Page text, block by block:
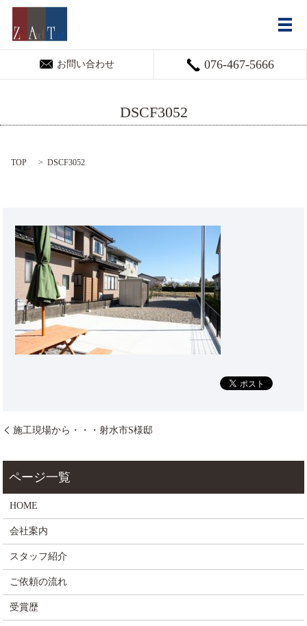
お問い合わせ 076-467-5666
メ
DSCF3052
TOP DSCF3052
施工現場から・・・射水市S様邸
HOME
会社案内
スタッフ紹介
ご依頼の流れ
受賞歴